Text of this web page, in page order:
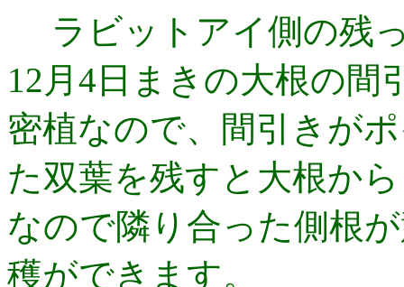
ラビットアイ側の残
12月4日まきの大根の間
密植なので、間引きが
た双葉を残すと大根か
なので隣り合った側根
穫ができます。